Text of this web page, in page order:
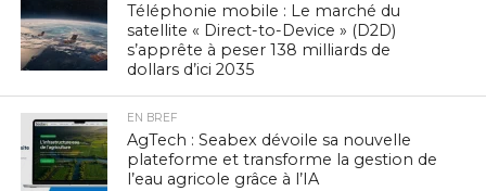
Téléphonie mobile : Le marché du
satellite « Direct-to-Device » (D2D)
s’apprête à peser 138 milliards de
dollars d’ici 2035
EN BREF
AgTech : Seabex dévoile sa nouvelle
plateforme et transforme la gestion de
l’eau agricole grâce à l’IA